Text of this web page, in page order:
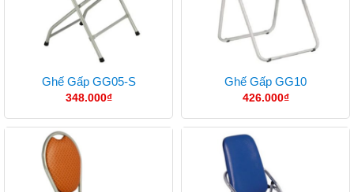
Ghế Gấp GG05-S
348.000₫
Ghế Gấp GG10
426.000₫